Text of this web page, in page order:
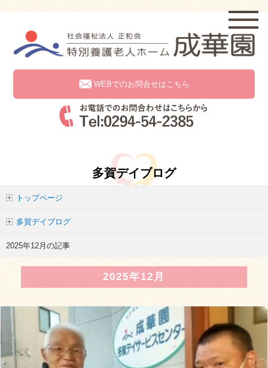
WEBでのお問合せはこちら
多賀デイブログ
トップページ
多賀デイブログ
2025年12月の記事
2025年12月